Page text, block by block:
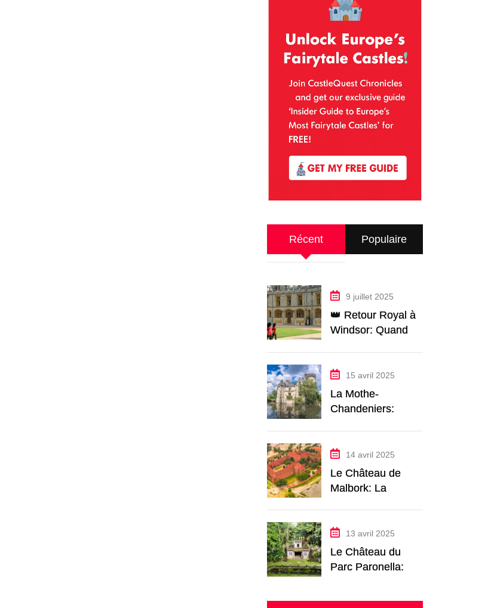
Récent Populaire
9 juillet 2025
👑 Retour Royal à
Windsor: Quand
Vibrer le Château
15 avril 2025
La Mothe-
Chandeniers:
Romantique de
France
14 avril 2025
Le Château de
Malbork: La
Teutonique de
Pologne
13 avril 2025
Le Château du
Parc Paronella: La